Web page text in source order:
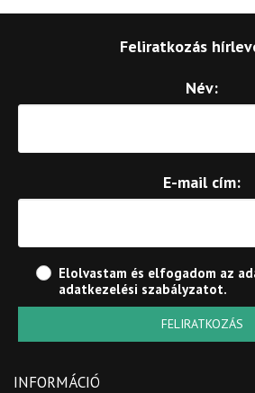
Feliratkozás
Név:
E-mail cím:
Elolvastam és elfogadom az
adatkezelési szabályzatot.
FELIRATKOZÁS
INFORMÁCIÓ